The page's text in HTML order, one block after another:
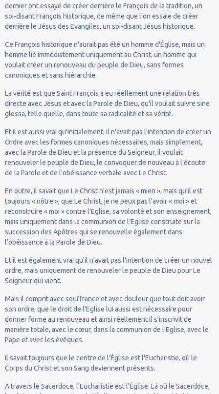
dernier ont essayé de créer derrière le François de la tradition, un
soi-disant François historique, de même que l'on essaie de créer
derrière le Jésus des Evangiles, un soi-disant Jésus historique.
Ce François historique n'aurait pas été un homme d'Église, mais un
homme lié immédiatement uniquement au Christ, un homme qui
voulait créer un renouveau du peuple de Dieu, sans formes
canoniques et sans hiérarchie.
La vérité est que Saint François a eu réellement une relation très
directe avec Jésus et avec la Parole de Dieu, qu'il voulait suivre sine
glossa, telle quelle, dans toute sa radicalité et sa vérité.
Et il est aussi vrai qu'initialement, il n'avait pas l'intention de créer un
Ordre avec les formes canoniques nécessaires, mais simplement,
avec la Parole de Dieu et la présence du Seigneur, il voulait
renouveler le peuple de Dieu, le convoquer de nouveau à l'écoute
de la Parole et de l'obéissance verbale avec Le Christ.
En outre, il savait que Le Christ n'est jamais « mien », mais qu'il est
toujours « nôtre », que Le Christ, je ne peux pas l'avoir « moi » et
reconstruire « moi » contre l'Eglise, sa volonté et son enseignement,
mais uniquement dans la communion de l'Eglise construite sur la
succession des Apôtres qui se renouvelle également dans
l'obéissance à la Parole de Dieu.
Et il est également vrai qu'il n'avait pas l'intention de créer un nouvel
ordre, mais uniquement de renouveler le peuple de Dieu pour Le
Seigneur qui vient.
Mais il comprit avec souffrance et avec douleur que tout doit avoir
son ordre, que le droit de l'Eglise lui aussi est nécessaire pour
donner forme au renouveau et ainsi réellement il s'inscrivit de
manière totale, avec le cœur, dans la communion de l'Eglise, avec le
Pape et avec les évêques.
Il savait toujours que le centre de l'Église est l'Eucharistie, où le
Corps du Christ et son Sang deviennent présents.
A travers le Sacerdoce, l'Eucharistie est l'Église. Là où le Sacerdoce,